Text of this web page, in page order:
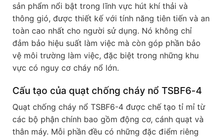
sản phẩm nổi bật trong lĩnh vực hút khí thải và
thông gió, được thiết kế với tính năng tiên tiến và an
toàn cao nhất cho người sử dụng. Nó không chỉ
đảm bảo hiệu suất làm việc mà còn góp phần bảo
vệ môi trường làm việc, đặc biệt trong những khu
vực có nguy cơ cháy nổ lớn.
Cấu tạo của quạt chống cháy nổ TSBF6-4
Quạt chống cháy nổ TSBF6-4 được chế tạo tỉ mỉ từ
các bộ phận chính bao gồm động cơ, cánh quạt và
thân máy. Mỗi phần đều có những đặc điểm riêng